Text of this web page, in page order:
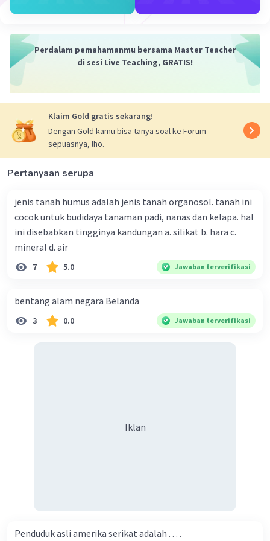
satu faktor yang mempengaruhi dinamika
penduduk dari desa ke kota. Rata-rata urbanisasi
di Benua Asia adalah sekitar 40%.
Penuaan penduduk juga mulai menjadi fenomena
di Benua Asia. Hal ini disebabkan oleh
meningkatnya usia harapan hidup dan
menurunnya angka kelahiran.
Dinamika Penduduk di Benua Australia
Benua Australia merupakan benua dengan
perkiraan populasi sekitar 26 juta jiwa pada
tahun 2023. Dinamika penduduk di Benua
Australia dipengaruhi oleh beberapa faktor,
antara lain:
Pertumbuhan penduduk
Pertumbuhan penduduk di Benua Australia
relatif rendah, dengan angka kelahiran yang
rendah dan angka kematian yang relatif tinggi.
mempengaruhi dinamika penduduk di Benua
penduduk terbesar ketiga di dunia, dengan
Perdalam pemahamanmu bersama Master Teacher
di sesi Live Teaching, GRATIS!
Klaim Gold gratis sekarang!
Dengan Gold kamu bisa tanya soal ke Forum
sepuasnya, lho.
Pertanyaan serupa
jenis tanah humus adalah jenis tanah organosol. tanah ini
cocok untuk budidaya tanaman padi, nanas dan kelapa. hal
ini disebabkan tingginya kandungan a. silikat b. hara c.
mineral d. air
7 5.0 Jawaban terverifikasi
bentang alam negara Belanda
3 0.0 Jawaban terverifikasi
Iklan
Penduduk asli amerika serikat adalah . . . .